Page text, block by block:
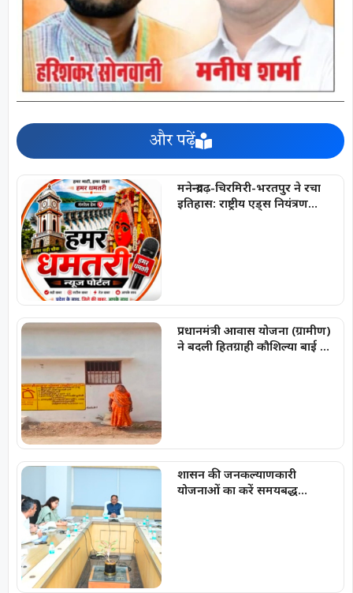
और पढ़ें
मनेन्द्रगढ़-चिरमिरी-भरतपुर ने रचा
इतिहास: राष्ट्रीय एड्स नियंत्रण
प्रधानमंत्री आवास योजना (ग्रामीण)
ने बदली हितग्राही कौशिल्या बाई की
शासन की जनकल्याणकारी
योजनाओं का करें समयबद्ध